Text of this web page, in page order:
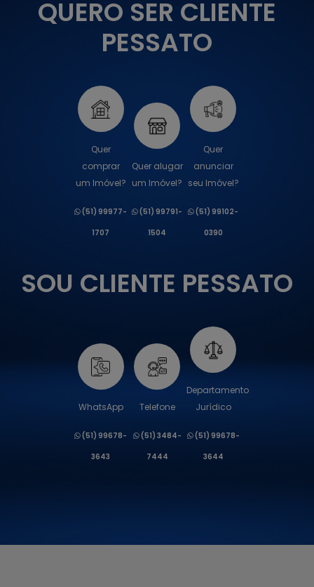
QUERO SER CLIENTE
PESSATO
Quer
comprar
um Imóvel?
(51) 99977-
1707
Quer alugar
um Imóvel?
(51) 99791-
1504
Quer
anunciar
seu Imóvel?
(51) 99102-
0390
SOU CLIENTE PESSATO
WhatsApp
(51) 99678-
3643
Telefone
(51) 3484-
7444
Departamento
Jurídico
(51) 99678-
3644